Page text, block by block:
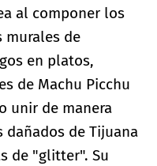
al componer los
murales de
en platos,
de Machu Picchu
unir de manera
de Tijuana
de "glitter". Su